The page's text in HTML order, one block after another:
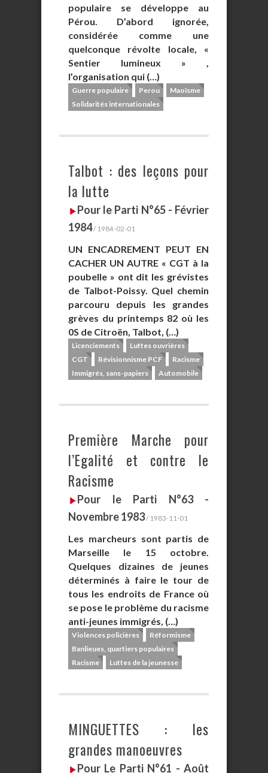
populaire se développe au
Pérou. D’abord ignorée,
considérée comme une
quelconque révolte locale, «
Sentier lumineux » ,
l’organisation qui (…)
Guerre populaire Perou
Maoïsme
Solidarités internationales
Talbot : des leçons pour
la lutte
Pour le Parti N°65 - Février
1984/ 1984-02-01
UN ENCADREMENT PEUT EN
CACHER UN AUTRE « CGT à la
poubelle » ont dit les grévistes
de Talbot-Poissy. Quel chemin
parcouru depuis les grandes
grèves du printemps 82 où les
0S de Citroën, Talbot, (…)
Licenciements
Luttes ouvrières
CGT
Révisionnisme PCF
Racisme
Immigrés, sans-papiers
Automobile
Première Marche pour
l’Egalité et contre le
Racisme
Pour le Parti N°63 -
Novembre 1983/ 1983-11-01
Les marcheurs sont partis de
Marseille le 15 octobre.
Quelques dizaines de jeunes
déterminés à faire le tour de
tous les endroits de France où
se pose le problème du racisme
anti-jeunes immigrés, (…)
Violences policières
Réformisme
Banlieues, quartiers populaires
Racisme
Luttes de la jeunesse
MINGUETTES : les
grandes manoeuvres
Pour Le Parti N°61 - Août